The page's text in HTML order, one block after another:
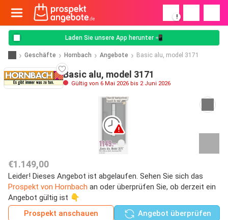
!
Laden Sie unsere App herunter 📲
Geschäfte Hornbach Angebote Basic alu, model 3171
Basic alu, model 3171
Gültig von 6 Mai 2026 bis 2 Juni 2026
€1.149,00
Leider! Dieses Angebot ist abgelaufen. Sehen Sie sich das
Prospekt von Hornbach an oder überprüfen Sie, ob derzeit ein
Angebot gültig ist 👇
Prospekt anschauen
Angebot überprüfen